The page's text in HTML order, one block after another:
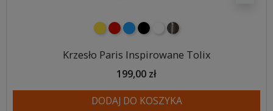
żółtyczerwony
niebieski
czarnybiałymetalowy
Krzesło Paris Inspirowane Tolix
199,00 zł
DODAJ DO KOSZYKA